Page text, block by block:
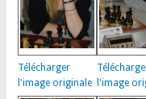
Télécharger
l'image originale
l'image